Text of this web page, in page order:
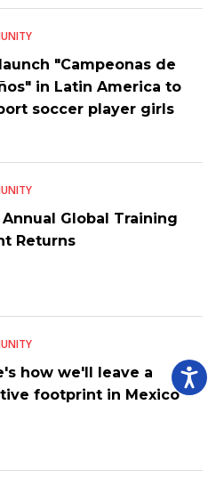
"Campeonas de
in Latin America to
soccer player girls
Global Training
Returns
how we'll leave a
footprint in Mexico